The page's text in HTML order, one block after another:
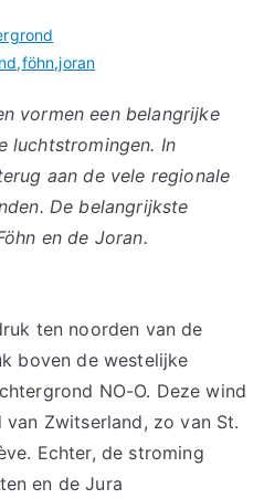
,föhn,joran
vormen een belangrijke
luchtstromingen. In
aan de vele regionale
De belangrijkste
en de Joran.
ten noorden van de
boven de westelijke
NO-O. Deze wind
Zwitserland, zo van St.
Echter, de stroming
en de Jura